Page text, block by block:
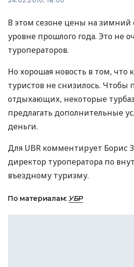
В этом сезоне цены на зимний
уровне прошлого года. Это не
туроператоров.
Но хорошая новость в том, что
туристов не снизилось. Чтобы
отдыхающих, некоторые
предлагать дополнительные
деньги.
Для UBR комментирует Борис
директор туроператора по
въездному туризму.
По материалам: УБР